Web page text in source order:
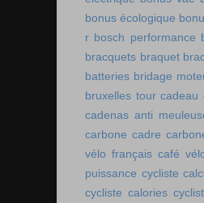
bonus écologique
r bosch performance
bracquets braquet
batteries bridage
bruxelles tour cadeau
cadenas anti
carbone cadre
vélo français café
puissance cycliste
cycliste calories